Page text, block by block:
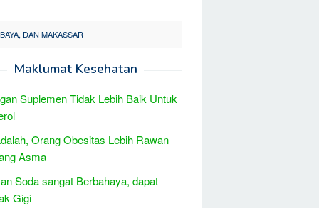
DAN MAKASSAR
Maklumat Kesehatan
Suplemen Tidak Lebih Baik Untuk
Orang Obesitas Lebih Rawan
Asma
Soda sangat Berbahaya, dapat
Gigi